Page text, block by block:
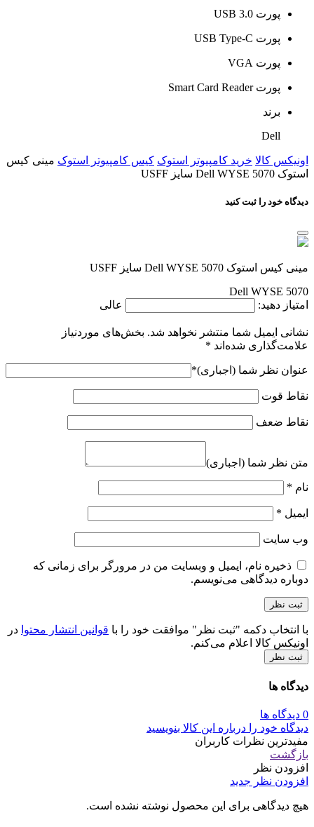
پورت USB 3.0
پورت USB Type-C
پورت VGA
پورت Smart Card Reader
برند
Dell
اونیکس کالا خرید کامپیوتر استوک کیس کامپیوتر استوک مینی کیس
استوک Dell WYSE 5070 سایز USFF
دیدگاه خود را ثبت کنید
مینی کیس استوک Dell WYSE 5070 سایز USFF
Dell WYSE 5070
امتیاز دهید:
عالی
نشانی ایمیل شما منتشر نخواهد شد. بخش‌های موردنیاز
علامت‌گذاری شده‌اند *
عنوان نظر شما (اجباری)*
نقاط قوت
نقاط ضعف
متن نظر شما (اجباری)
نام *
ایمیل *
وب‌ سایت
ذخیره نام، ایمیل و وبسایت من در مرورگر برای زمانی که
دوباره دیدگاهی می‌نویسم.
با انتخاب دکمه "ثبت نظر" موافقت خود را با قوانین انتشار محتوا در
اونیکس کالا اعلام می‌کنم.
ثبت نظر
دیدگاه ها
0 دیدگاه ها
دیدگاه خود را درباره این کالا بنویسید
مفیدترین نظرات کاربران
بازگشت
افزودن نظر
افزودن نظر جدید
هیچ دیدگاهی برای این محصول نوشته نشده است.